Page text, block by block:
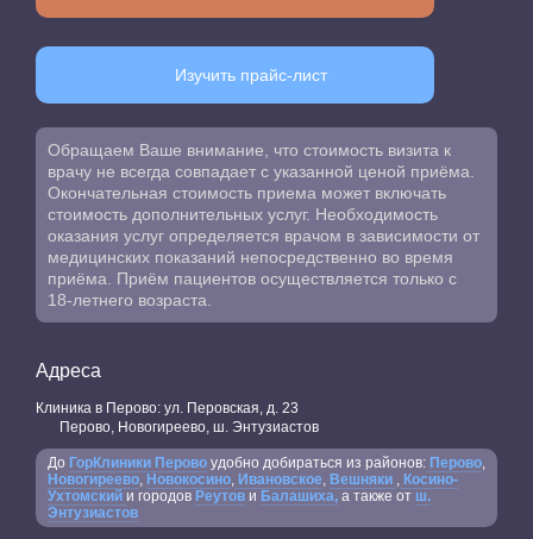
Изучить прайс-лист
Обращаем Ваше внимание, что стоимость визита к
врачу не всегда совпадает с указанной ценой приёма.
Окончательная стоимость приема может включать
стоимость дополнительных услуг. Необходимость
оказания услуг определяется врачом в зависимости от
медицинских показаний непосредственно во время
приёма. Приём пациентов осуществляется только с
18-летнего возраста.
Адреса
Клиника в Перово: ул. Перовская, д. 23
Перово, Новогиреево, ш. Энтузиастов
До ГорКлиники Перово удобно добираться из районов: Перово,
Новогиреево, Новокосино, Ивановское, Вешняки , Косино-
Ухтомский и городов Реутов и Балашиха, а также от ш.
Энтузиастов